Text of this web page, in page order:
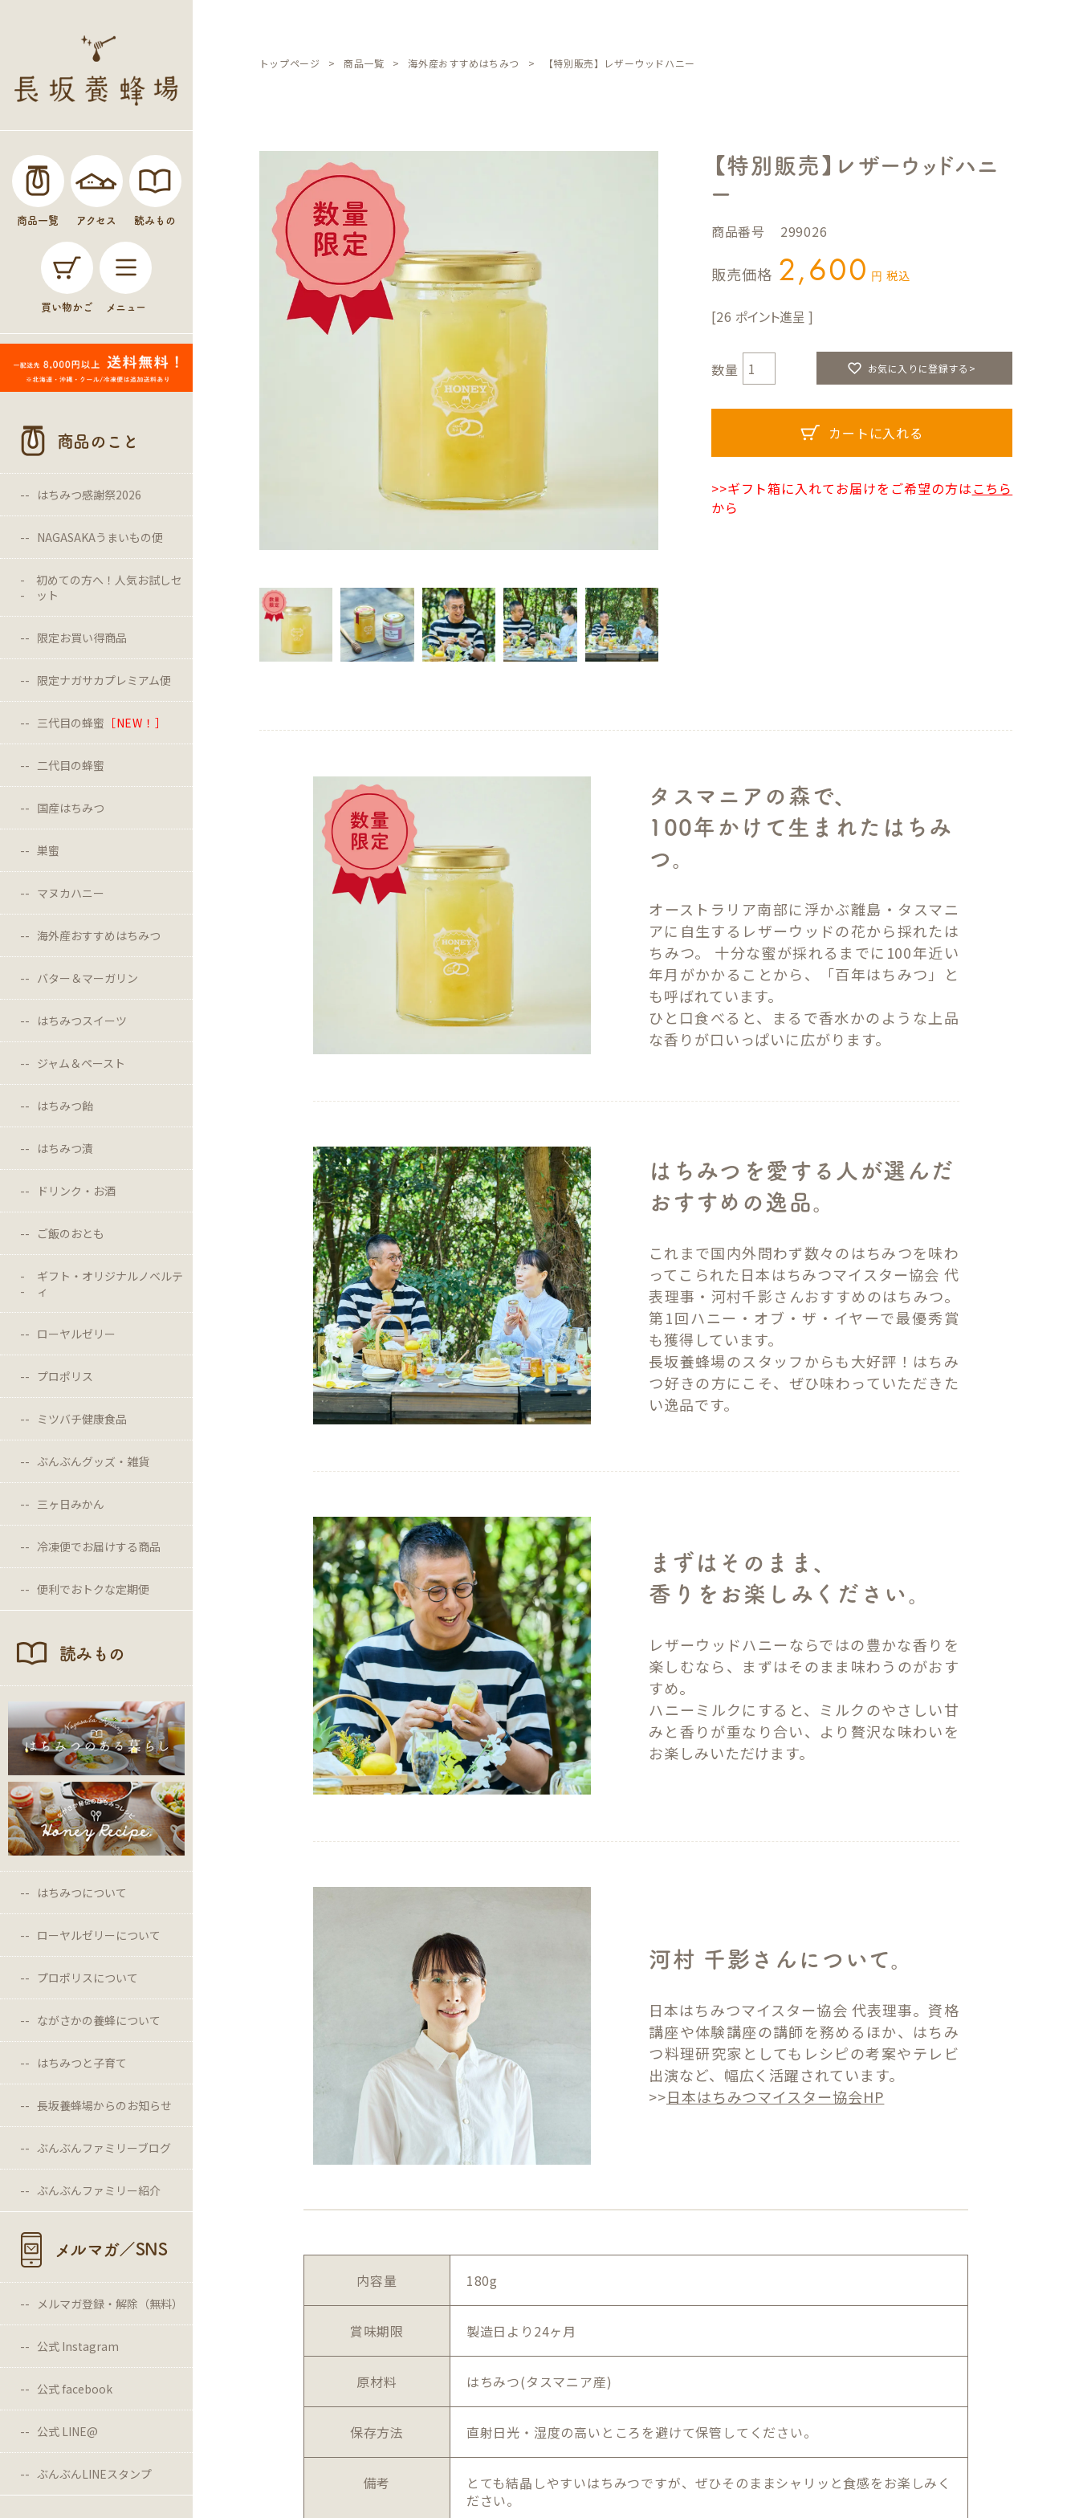
商品一覧 アクセス 読みもの
買い物かご メニュー
商品のこと
はちみつ感謝祭2026
NAGASAKAうまいもの便
初めての方へ！人気お試しセ
ット
限定お買い得商品
限定ナガサカプレミアム便
三代目の蜂蜜 ［NEW！］
二代目の蜂蜜
国産はちみつ
巣蜜
マヌカハニー
海外産おすすめはちみつ
バター＆マーガリン
はちみつスイーツ
ジャム＆ペースト
はちみつ飴
はちみつ漬
ドリンク・お酒
ご飯のおとも
ギフト・オリジナルノベルテ
ィ
ローヤルゼリー
プロポリス
ミツバチ健康食品
ぶんぶんグッズ・雑貨
三ヶ日みかん
冷凍便でお届けする商品
便利でおトクな定期便
読みもの
はちみつについて
ローヤルゼリーについて
プロポリスについて
ながさかの養蜂について
はちみつと子育て
長坂養蜂場からのお知らせ
ぶんぶんファミリーブログ
ぶんぶんファミリー紹介
メルマガ／SNS
メルマガ登録・解除（無料）
公式 Instagram
公式 facebook
公式 LINE@
ぶんぶんLINEスタンプ
トップページ 商品一覧 海外産おすすめはちみつ 【特別販売】レザーウッドハニー
【特別販売】レザーウッドハニ
ー
商品番号 299026
販売価格 2,600 税込
26
お気に入りに登録する>
カートに入れる
>>ギフト箱に入れてお届けをご希望の方はこちら
から
タスマニアの森で、
100年かけて生まれたはちみ
つ。
オーストラリア南部に浮かぶ離島・タスマニ
アに自生するレザーウッドの花から採れたは
ちみつ。 十分な蜜が採れるまでに100年近い
年月がかかることから、「百年はちみつ」と
も呼ばれています。
ひと口食べると、まるで香水かのような上品
な香りが口いっぱいに広がります。
はちみつを愛する人が選んだ
おすすめの逸品。
これまで国内外問わず数々のはちみつを味わ
ってこられた日本はちみつマイスター協会 代
表理事・河村千影さんおすすめのはちみつ。
第1回ハニー・オブ・ザ・イヤーで最優秀賞
も獲得しています。
長坂養蜂場のスタッフからも大好評！はちみ
つ好きの方にこそ、ぜひ味わっていただきた
い逸品です。
まずはそのまま、
香りをお楽しみください。
レザーウッドハニーならではの豊かな香りを
楽しむなら、まずはそのまま味わうのがおす
すめ。
ハニーミルクにすると、ミルクのやさしい甘
みと香りが重なり合い、より贅沢な味わいを
お楽しみいただけます。
河村 千影さんについて。
日本はちみつマイスター協会 代表理事。資格
講座や体験講座の講師を務めるほか、はちみ
つ料理研究家としてもレシピの考案やテレビ
出演など、幅広く活躍されています。
>>日本はちみつマイスター協会HP
内容量 180g
賞味期限 製造日より24ヶ月
原材料 はちみつ(タスマニア産)
保存方法 直射日光・湿度の高いところを避けて保管してください。
備考
とても結晶しやすいはちみつですが、ぜひそのままシャリッと食感をお楽しみく
ださい。